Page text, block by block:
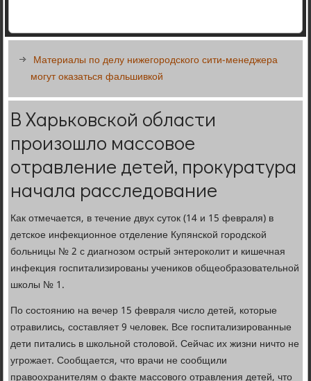
Материалы по делу нижегородского сити-менеджера
могут оказаться фальшивкой
В Харьковской области
произошло массовое
отравление детей, прокуратура
начала расследование
Как отмечается, в течение двух суток (14 и 15 февраля) в
детское инфекционное отделение Купянской городской
больницы № 2 с диагнозом острый энтероколит и кишечная
инфекция госпитализированы учеников общеобразовательной
школы № 1.
По состоянию на вечер 15 февраля число детей, которые
отравились, составляет 9 человек. Все госпитализированные
дети питались в школьной столовой. Сейчас их жизни ничто не
угрожает. Сообщается, что врачи не сообщили
правоохранителям о факте массового отравления детей, что